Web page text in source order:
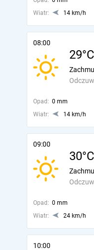
Wiatr:
14 km/h
08:00
29°C
Opad: 0 mm
Wiatr:
14 km/h
09:00
30°C
Opad: 0 mm
Wiatr:
24 km/h
10:00